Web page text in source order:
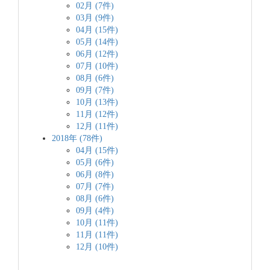
02月 (7件)
03月 (9件)
04月 (15件)
05月 (14件)
06月 (12件)
07月 (10件)
08月 (6件)
09月 (7件)
10月 (13件)
11月 (12件)
12月 (11件)
2018年 (78件)
04月 (15件)
05月 (6件)
06月 (8件)
07月 (7件)
08月 (6件)
09月 (4件)
10月 (11件)
11月 (11件)
12月 (10件)